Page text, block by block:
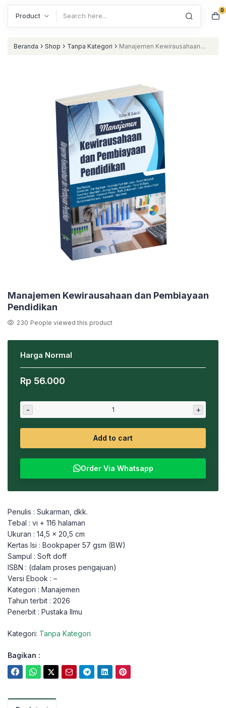
0
Beranda › Shop › Tanpa Kategori › Manajemen Kewirausahaan
Manajemen Kewirausahaan dan Pembiayaan
Pendidikan
230 People viewed this product
Harga Normal
Rp 56.000
- +
Add to cart
Order Via Whatsapp
Penulis : Sukarman, dkk.
Tebal : vi + 116 halaman
Ukuran : 14,5 x 20,5 cm
Kertas Isi : Bookpaper 57 gsm (BW)
Sampul : Soft doff
ISBN : (dalam proses pengajuan)
Versi Ebook : –
Kategori : Manajemen
Tahun terbit : 2026
Penerbit : Pustaka Ilmu
Kategori: Tanpa Kategori
Bagikan :